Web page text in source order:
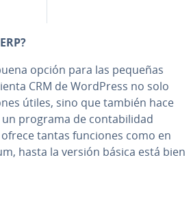
opción para las pequeñas
CRM de WordPress no solo
útiles, sino que también hace
programa de co­n­ta­bi­li­dad
tantas funciones como en
hasta la versión básica está bien